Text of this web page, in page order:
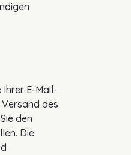
E-Mail-
des
den
Die